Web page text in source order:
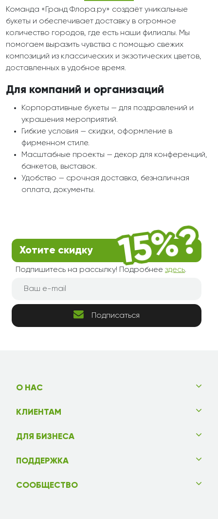
Команда «Гранд Флора.ру» создаёт уникальные
букеты и обеспечивает доставку в огромное
количество городов, где есть наши филиалы. Мы
помогаем выразить чувства с помощью свежих
композиций из классических и экзотических цветов,
доставленных в удобное время.
Для компаний и организаций
Корпоративные букеты — для поздравлений и
украшения мероприятий.
Гибкие условия — скидки, оформление в
фирменном стиле.
Масштабные проекты — декор для конференций,
банкетов, выставок.
Удобство — срочная доставка, безналичная
оплата, документы.
Хотите скидку
Подпишитесь на рассылку! Подробнее здесь.
Подписаться
О НАС
КЛИЕНТАМ
ДЛЯ БИЗНЕСА
ПОДДЕРЖКА
СООБЩЕСТВО